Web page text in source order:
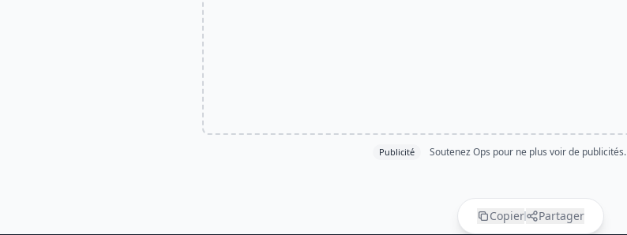
Publicité Soutenez Ops pour ne plus voir de publicités.
Copier Partager